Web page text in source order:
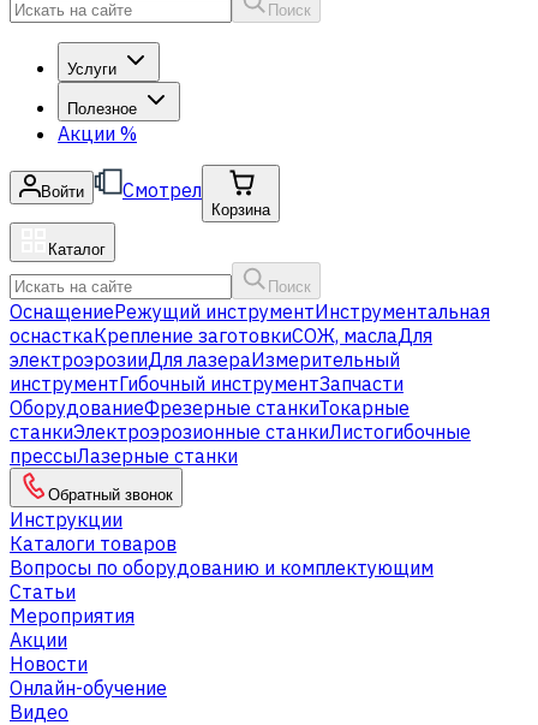
Поиск
Услуги
Полезное
Акции %
Войти Смотрел
Корзина
Каталог
Поиск
ОснащениеРежущий инструментИнструментальная
оснасткаКрепление заготовкиСОЖ, маслаДля
электроэрозииДля лазераИзмерительный
инструментГибочный инструментЗапчасти
ОборудованиеФрезерные станкиТокарные
станкиЭлектроэрозионные станкиЛистогибочные
прессыЛазерные станки
Обратный звонок
Инструкции
Каталоги товаров
Вопросы по оборудованию и комплектующим
Статьи
Мероприятия
Акции
Новости
Онлайн-обучение
Видео